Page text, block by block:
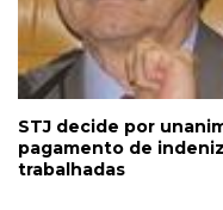
STJ decide por
pagamento de
trabalhadas